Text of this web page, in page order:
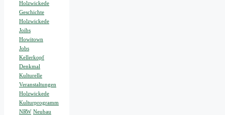
Holzwickede
Geschichte
Holzwickede
Joibs
Howitown
Jobs
Kellerkopf
Denkmal
Kulturelle
Veranstaltungen
Holzwickede
Kulturprogramm
NRW Neubau